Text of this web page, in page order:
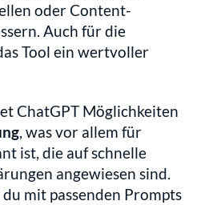
oder Content-
Tool ein wertvoller
ChatGPT Möglichkeiten
, was vor allem für
ist, die auf schnelle
angewiesen sind.
mit passenden Prompts